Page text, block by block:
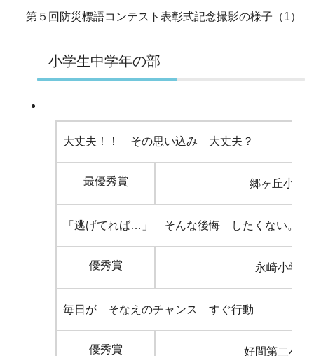
第５回防災標語コンテスト表彰式記念撮影の様子（1）
小学生中学年の部
大丈夫！！ その思い込み 大丈夫？
最優秀賞 郷ヶ丘小学
「逃げてれば…」 そんな後悔 したくない。
優秀賞 永崎小学校
毎日が そなえのチャンス すぐ行動
優秀賞 好間第二小学